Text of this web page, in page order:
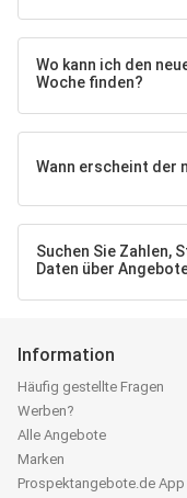
Wo kann ich den
Woche finden?
Wann erscheint der
Suchen Sie Zahlen,
Daten über
Information
Häufig gestellte Fragen
Werben?
Alle Angebote
Marken
Prospektangebote.de App